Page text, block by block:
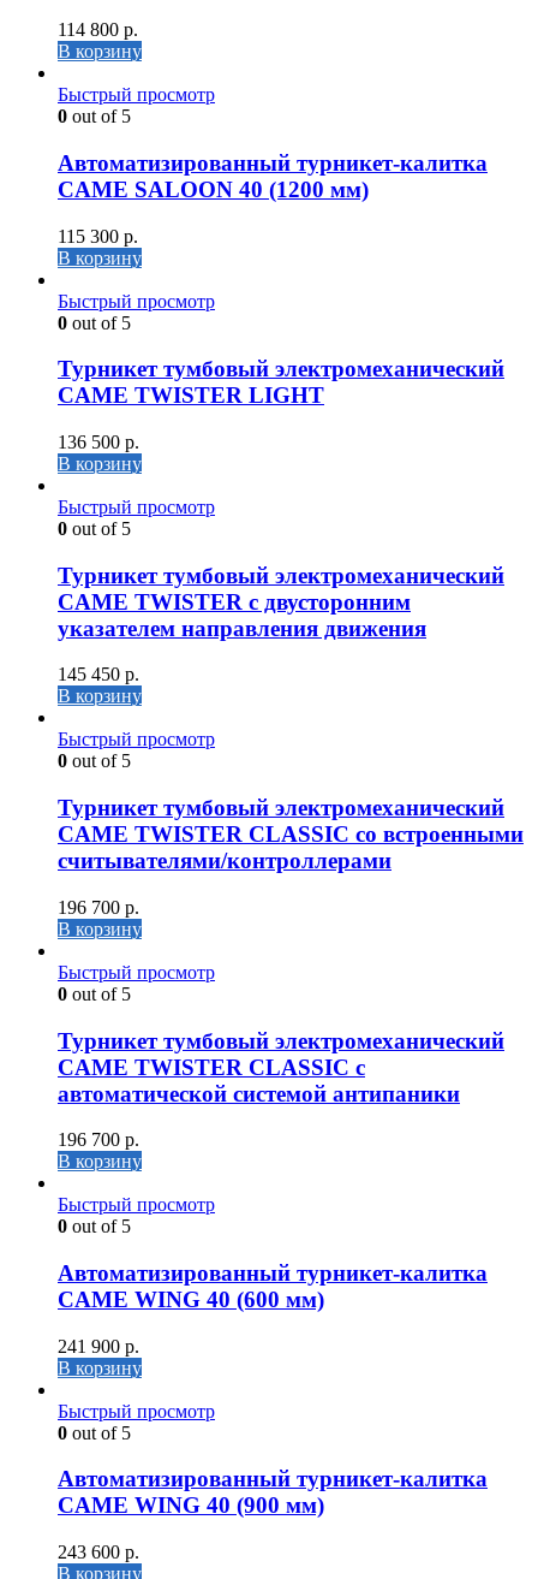
114 800 р.
В корзину
Быстрый просмотр
0 out of 5
Автоматизированный турникет-калитка
CAME SALOON 40 (1200 мм)
115 300 р.
В корзину
Быстрый просмотр
0 out of 5
Турникет тумбовый электромеханический
CAME TWISTER LIGHT
136 500 р.
В корзину
Быстрый просмотр
0 out of 5
Турникет тумбовый электромеханический
CAME TWISTER с двусторонним
указателем направления движения
145 450 р.
В корзину
Быстрый просмотр
0 out of 5
Турникет тумбовый электромеханический
CAME TWISTER CLASSIC со встроенными
считывателями/контроллерами
196 700 р.
В корзину
Быстрый просмотр
0 out of 5
Турникет тумбовый электромеханический
CAME TWISTER CLASSIC с
автоматической системой антипаники
196 700 р.
В корзину
Быстрый просмотр
0 out of 5
Автоматизированный турникет-калитка
CAME WING 40 (600 мм)
241 900 р.
В корзину
Быстрый просмотр
0 out of 5
Автоматизированный турникет-калитка
CAME WING 40 (900 мм)
243 600 р.
В корзину